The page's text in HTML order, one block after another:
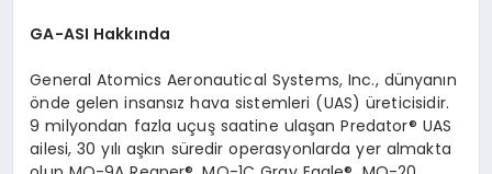
GA-ASI Hakkında
General Atomics Aeronautical Systems, Inc., dünyanın
önde gelen insansız hava sistemleri (UAS) üreticisidir.
9 milyondan fazla uçuş saatine ulaşan Predator® UAS
ailesi, 30 yılı aşkın süredir operasyonlarda yer almakta